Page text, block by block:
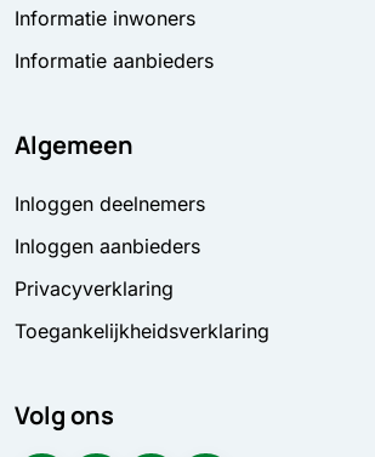
Informatie inwoners
Informatie aanbieders
Algemeen
Inloggen deelnemers
Inloggen aanbieders
Privacyverklaring
Toegankelijkheidsverklaring
Volg ons